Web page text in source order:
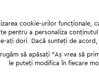
cookie-urilor
pentru a personaliza
le-ați dori. Dacă sunteți de
să apăsați "Аș vrea să
le puteți modifica în fiecare